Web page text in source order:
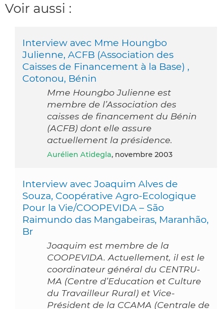
Voir aussi :
Interview avec Mme Houngbo
Julienne, ACFB (Association des
Caisses de Financement à la Base) ,
Cotonou, Bénin
Mme Houngbo Julienne est
membre de l’Association des
caisses de financement du Bénin
(ACFB) dont elle assure
actuellement la présidence.
Aurélien Atidegla, novembre 2003
Interview avec Joaquim Alves de
Souza, Coopérative Agro-Ecologique
Pour la Vie/COOPEVIDA – São
Raimundo das Mangabeiras, Maranhão,
Br
Joaquim est membre de la
COOPEVIDA. Actuellement, il est le
coordinateur général du CENTRU-
MA (Centre d’Education et Culture
du Travailleur Rural) et Vice-
Président de la CCAMA (Centrale de